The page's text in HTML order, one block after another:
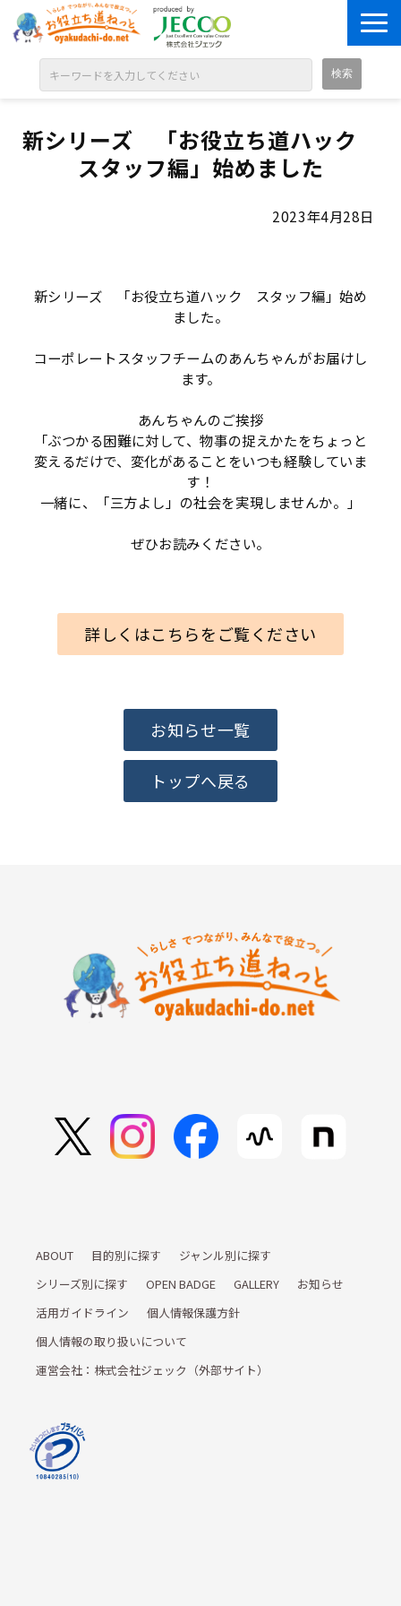
目的別に探す
ジャンル別に探す
お知らせ
新シリーズ　「お役立ち道ハック
スタッフ編」始めました
2023年4月28日
新シリーズ 「お役立ち道ハック スタッフ編」始め
ました。
コーポレートスタッフチームのあんちゃんがお届けし
ます。
あんちゃんのご挨拶
「ぶつかる困難に対して、物事の捉えかたをちょっと
変えるだけで、変化があることをいつも経験していま
す！
一緒に、「三方よし」の社会を実現しませんか。」
ぜひお読みください。
詳しくはこちらをご覧ください
お知らせ一覧
トップへ戻る
ABOUT 目的別に探す
ジャンル別に探す
シリーズ別に探す
OPEN BADGE GALLERY
お知らせ
活用ガイドライン
個人情報保護方針
個人情報の取り扱いについて
運営会社：株式会社ジェック（外部サイト）